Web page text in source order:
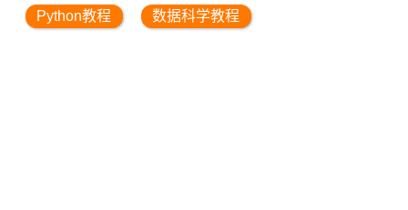
Python教程 数据科学教程